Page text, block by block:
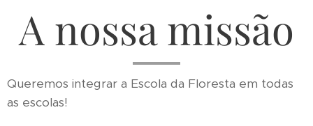
A nossa missão
Queremos integrar a Escola da Floresta em todas
as escolas!